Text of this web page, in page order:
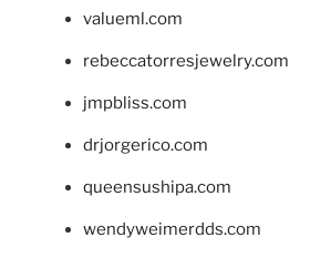
valueml.com
rebeccatorresjewelry.com
jmpbliss.com
drjorgerico.com
queensushipa.com
wendyweimerdds.com